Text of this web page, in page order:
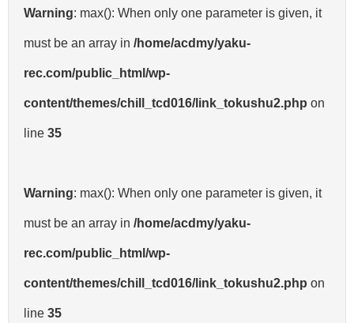
Warning: max(): When only one parameter is given, it
must be an array in /home/acdmy/yaku-
rec.com/public_html/wp-
content/themes/chill_tcd016/link_tokushu2.php on
line 35
Warning: max(): When only one parameter is given, it
must be an array in /home/acdmy/yaku-
rec.com/public_html/wp-
content/themes/chill_tcd016/link_tokushu2.php on
line 35